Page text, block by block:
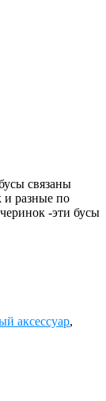
связаны
и разные по
-эти бусы
аксессуар,